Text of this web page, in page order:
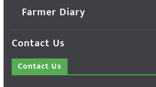
Farmer Diary
Contact Us
Contact Us